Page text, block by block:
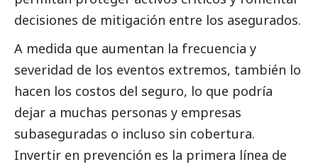
decisiones de mitigación entre los asegurados.
A medida que aumentan la frecuencia y
severidad de los eventos extremos, también lo
hacen los costos del seguro, lo que podría
dejar a muchas personas y empresas
subaseguradas o incluso sin cobertura.
Invertir en prevención es la primera línea de